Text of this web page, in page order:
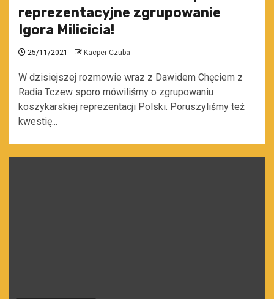
reprezentacyjne zgrupowanie
Igora Milicicia!
25/11/2021 Kacper Czuba
W dzisiejszej rozmowie wraz z Dawidem Chęciem z
Radia Tczew sporo mówiliśmy o zgrupowaniu
koszykarskiej reprezentacji Polski. Poruszyliśmy też
kwestię...